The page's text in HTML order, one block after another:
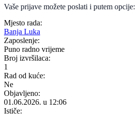
Vaše prijave možete poslati i putem opcije:
Mjesto rada:
Banja Luka
Zaposlenje:
Puno radno vrijeme
Broj izvršilaca:
1
Rad od kuće:
Ne
Objavljeno:
01.06.2026. u 12:06
Ističe: